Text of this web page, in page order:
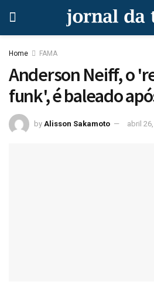
Home FAMA
Anderson Neiff, o
funk', é baleado
by Alisson Sakamoto abril